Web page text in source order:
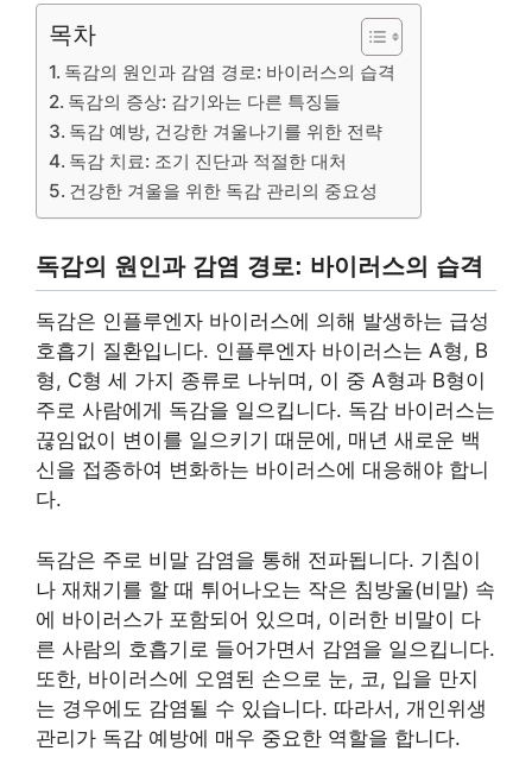
목차
독감의 원인과 감염 경로: 바이러스의 습격
독감의 증상: 감기와는 다른 특징들
독감 예방, 건강한 겨울나기를 위한 전략
독감 치료: 조기 진단과 적절한 대처
건강한 겨울을 위한 독감 관리의 중요성
독감의 원인과 감염 경로: 바이러스의 습격
독감은 인플루엔자 바이러스에 의해 발생하는 급성
호흡기 질환입니다. 인플루엔자 바이러스는 A형, B
형, C형 세 가지 종류로 나뉘며, 이 중 A형과 B형이
주로 사람에게 독감을 일으킵니다. 독감 바이러스는
끊임없이 변이를 일으키기 때문에, 매년 새로운 백
신을 접종하여 변화하는 바이러스에 대응해야 합니
다.
독감은 주로 비말 감염을 통해 전파됩니다. 기침이
나 재채기를 할 때 튀어나오는 작은 침방울(비말) 속
에 바이러스가 포함되어 있으며, 이러한 비말이 다
른 사람의 호흡기로 들어가면서 감염을 일으킵니다.
또한, 바이러스에 오염된 손으로 눈, 코, 입을 만지
는 경우에도 감염될 수 있습니다. 따라서, 개인위생
관리가 독감 예방에 매우 중요한 역할을 합니다.